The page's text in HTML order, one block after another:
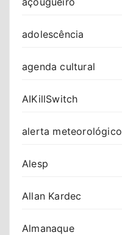
adolescência
agenda cultural
AIKillSwitch
alerta meteorológico
Alesp
Allan Kardec
Almanaque